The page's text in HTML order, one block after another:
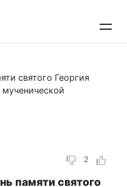
святого Георгия
2
памяти святого